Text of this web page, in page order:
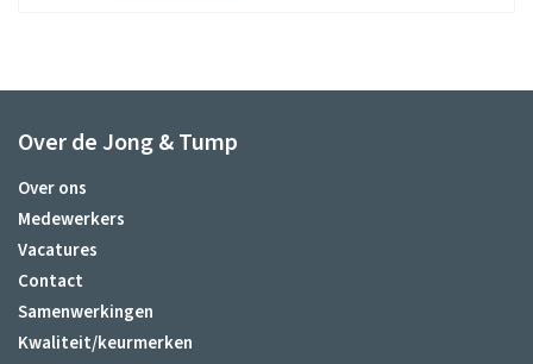
Over de Jong & Tump
Over ons
Medewerkers
Vacatures
Contact
Samenwerkingen
Kwaliteit/keurmerken